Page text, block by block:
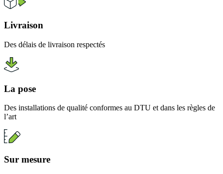
Livraison
Des délais de livraison respectés
La pose
Des installations de qualité conformes au DTU et dans les règles de
l’art
Sur mesure